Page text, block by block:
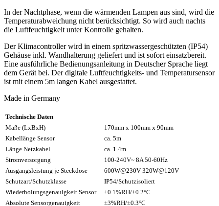
In der Nachtphase, wenn die wärmenden Lampen aus sind, wird die
Temperaturabweichung nicht berücksichtigt. So wird auch nachts
die Luftfeuchtigkeit unter Kontrolle gehalten.
Der Klimacontroller wird in einem spritzwassergeschützten (IP54)
Gehäuse inkl. Wandhalterung geliefert und ist sofort einsatzbereit.
Eine ausführliche Bedienungsanleitung in Deutscher Sprache liegt
dem Gerät bei. Der digitale Luftfeuchtigkeits- und Temperatursensor
ist mit einem 5m langen Kabel ausgestattet.
Made in Germany
Technische Daten
Maße (LxBxH)
170mm x 100mm x 90mm
Kabellänge Sensor
ca. 5m
Länge Netzkabel
ca. 1.4m
Stromversorgung
100-240V~ 8A 50-60Hz
Ausgangsleistung je Steckdose
600W@230V 320W@120V
Schutzart/Schutzklasse
IP54/Schutzisoliert
Wiederholungsgenauigkeit Sensor
±0.1%RH/±0.2°C
Absolute Sensorgenauigkeit
±3%RH/±0.3°C